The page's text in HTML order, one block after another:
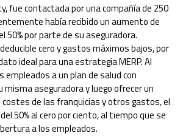
fue contactada por una compañía de 250
había recibido un aumento de
50% por parte de su aseguradora.
cero y gastos máximos bajos, por
ideal para una estrategia MERP. Al
a un plan de salud con
misma aseguradora y luego ofrecer un
costes de las franquicias y otros gastos, el
50% al cero por ciento, al tiempo que se
a los empleados.